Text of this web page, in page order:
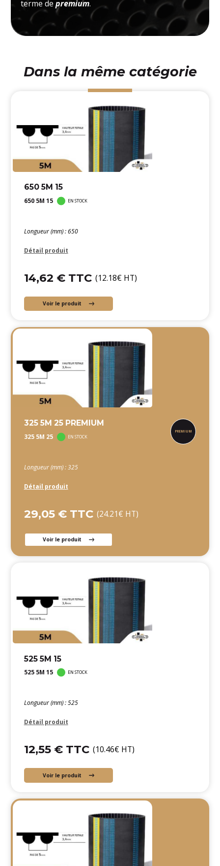
terme depremium.
Dans la même catégorie
650 5M 15
650 5M 15 EN STOCK
Longueur (mm) : 650
Détail produit
14,62 € TTC (12.18€ HT)
Voir le produit
325 5M 25 PREMIUM
325 5M 25 EN STOCK
Longueur (mm) : 325
Détail produit
29,05 € TTC (24.21€ HT)
Voir le produit
525 5M 15
525 5M 15 EN STOCK
Longueur (mm) : 525
Détail produit
12,55 € TTC (10.46€ HT)
Voir le produit